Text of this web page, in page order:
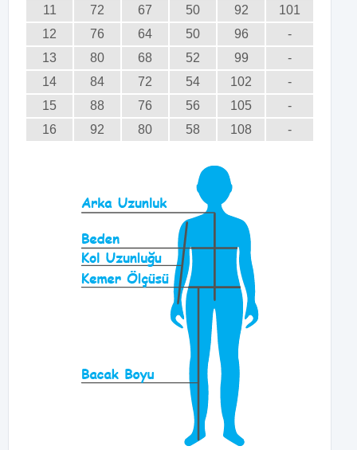
11
72 67 50 92
101
12
76 64 50 96
-
13
80 68 52 99
-
14
84 72 54 102
-
15
88 76 56 105
-
16
92 80 58 108 -